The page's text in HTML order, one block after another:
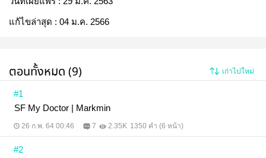
แก้ไขล่าสุด : 04 ม.ค. 2566
ตอนทั้งหมด (9) เก่าไปใหม่
#1
SF My Doctor | Markmin
26 ก.พ. 64 00:46 7 2.35K 1350 คำ (6 หน้า)
#2